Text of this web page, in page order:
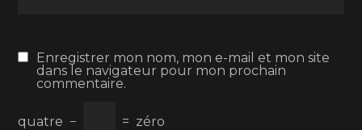
Enregistrer mon nom, mon e-mail et mon site
dans le navigateur pour mon prochain
commentaire.
quatre − = zéro